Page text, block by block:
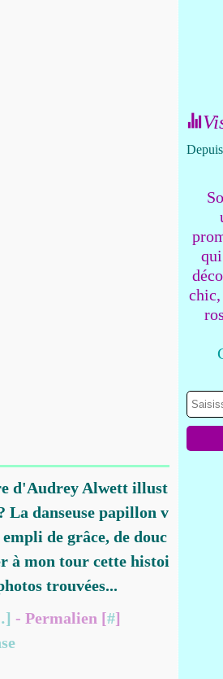
d'Audrey Alwett illust
La danseuse papillon v
de grâce, de douc
à mon tour cette histoi
trouvées...
] - Permalien [#]